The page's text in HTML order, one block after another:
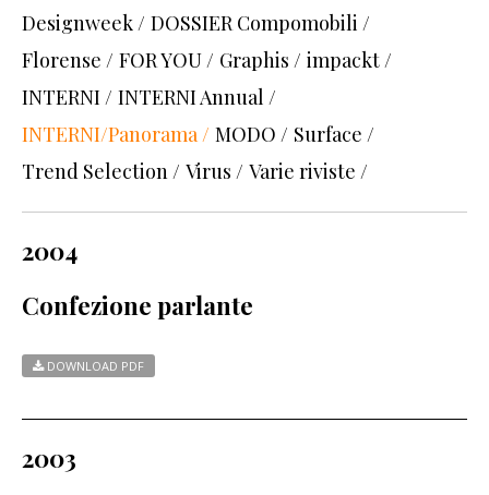
Designweek / DOSSIER Compomobili /
Florense / FOR YOU / Graphis / impackt /
INTERNI / INTERNI Annual /
INTERNI/Panorama / MODO / Surface /
Trend Selection / Virus / Varie riviste /
2004
Confezione parlante
DOWNLOAD PDF
2003